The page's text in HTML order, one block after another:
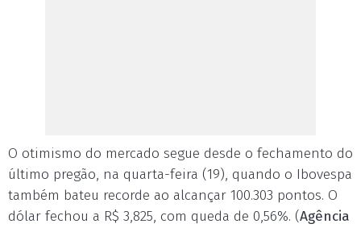
O otimismo do mercado segue desde o fechamento do
último pregão, na quarta-feira (19), quando o Ibovespa
também bateu recorde ao alcançar 100.303 pontos. O
dólar fechou a R$ 3,825, com queda de 0,56%. (Agência